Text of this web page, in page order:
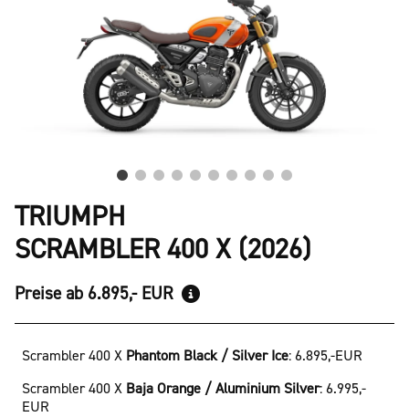
TRIUMPH
SCRAMBLER 400 X (2026)
Preise ab 6.895,- EUR
Scrambler 400 X Phantom Black / Silver Ice: 6.895,-EUR
Scrambler 400 X Baja Orange / Aluminium Silver: 6.995,-
EUR